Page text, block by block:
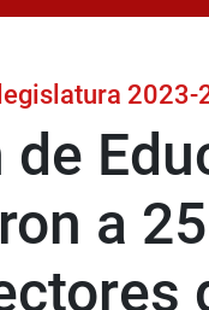
2023-
de
a